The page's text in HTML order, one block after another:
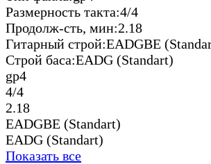
Размерность такта:4/4
Продолж-сть, мин:2.18
Гитарный строй:EADGBE
Строй баса:EADG (Standart)
gp4
4/4
2.18
EADGBE (Standart)
EADG (Standart)
Показать все